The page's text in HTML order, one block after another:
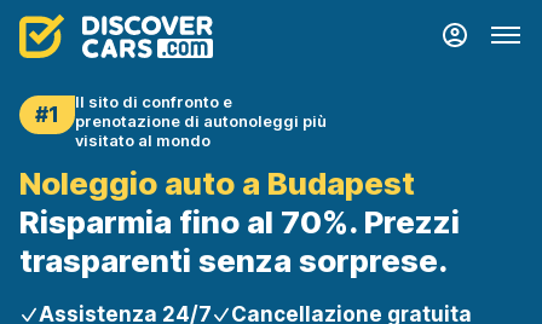
#1
Il sito di confronto e
prenotazione di autonoleggi più
visitato al mondo
Noleggio auto a Budapest
Risparmia fino al 70%. Prezzi
trasparenti senza sorprese.
Assistenza 24/7 Cancellazione gratuita